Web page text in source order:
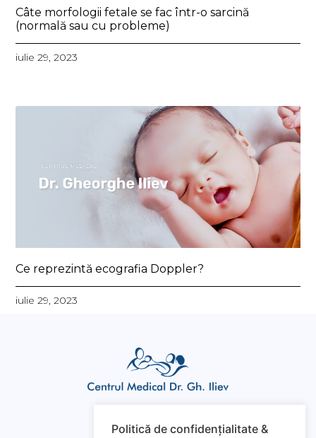
Câte morfologii fetale se fac într-o sarcină
(normal ă sau cu probleme)
iulie 29, 2023
Ce reprezintă ecografia Doppler?
iulie 29, 2023
Politică de confidențialitate &